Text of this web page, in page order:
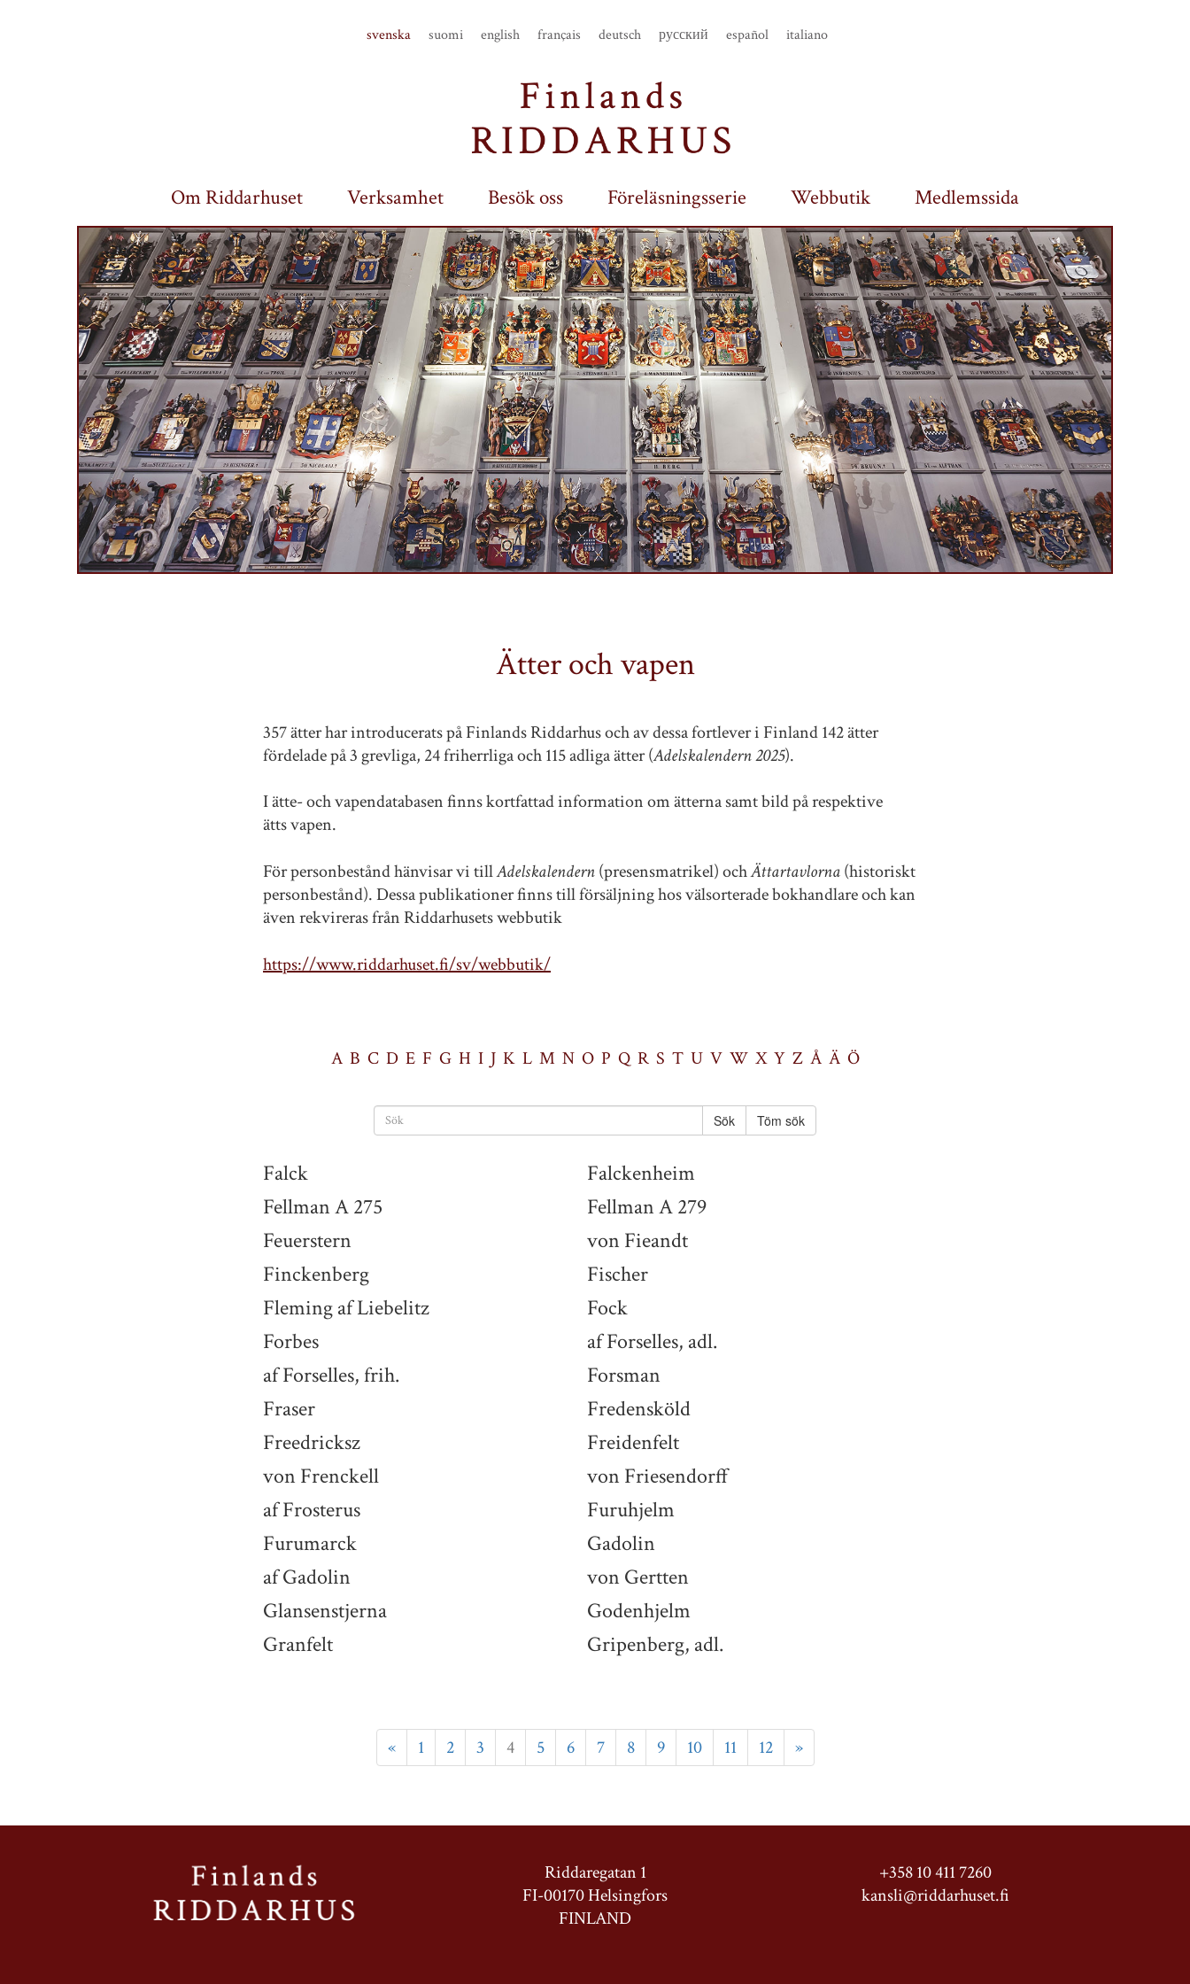
svenska suomi english français deutsch русский español italiano
Om Riddarhuset Verksamhet Besök oss Föreläsningsserie Webbutik Medlemssida
Ätter och vapen
357 ätter har introducerats på Finlands Riddarhus och av dessa fortlever i Finland 142 ätter
fördelade på 3 grevliga, 24 friherrliga och 115 adliga ätter (Adelskalendern 2025).
I ätte- och vapendatabasen finns kortfattad information om ätterna samt bild på respektive
ätts vapen.
För personbestånd hänvisar vi tillAdelskalendern(presensmatrikel) ochÄttartavlorna(historiskt
personbestånd). Dessa publikationer finns till försäljning hos välsorterade bokhandlare och kan
även rekvireras från Riddarhusets webbutik
https://www.riddarhuset.fi/sv/webbutik/
A B C D E F G H I J K L M N O P Q R S T U V W X Y Z Å Ä Ö
Töm sök
Falck
Falckenheim
Fellman A 275
Fellman A 279
Feuerstern
von Fieandt
Finckenberg
Fischer
Fleming af Liebelitz
Fock
Forbes
af Forselles, adl.
af Forselles, frih.
Forsman
Fraser
Fredensköld
Freedricksz
Freidenfelt
von Frenckell
von Friesendorff
af Frosterus
Furuhjelm
Furumarck
Gadolin
af Gadolin
von Gertten
Glansenstjerna
Godenhjelm
Granfelt
Gripenberg, adl.
« 1 2 3 4 5 6 7 8 9 10 11 12 »
Riddaregatan 1
FI-00170 Helsingfors
FINLAND
+358 10 411 7260
kansli@riddarhuset.fi